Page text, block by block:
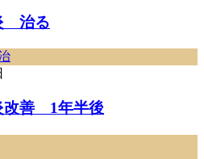
治る
改善 1年半後